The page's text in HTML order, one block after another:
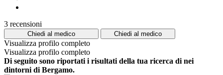
3 recensioni
Chiedi al medico Chiedi al medico
Visualizza profilo completo
Visualizza profilo completo
Di seguito sono riportati i risultati della tua ricerca di nei
dintorni di Bergamo.